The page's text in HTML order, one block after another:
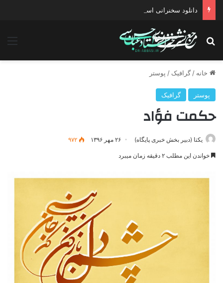
دانلود سخنرانی استاد حسن عباسی با موضوع چهار انتخاب ۱۴۰۰
جستجو برای
خانه / گرافیک / پوستر
پوستر گرافیک
حکمت فؤاد
یکتا (دبیر بخش خبری پایگاه) ۲۶ مهر ۱۳۹۶ ۹۷۲
خواندن این مطلب ۲ دقیقه زمان میبرد